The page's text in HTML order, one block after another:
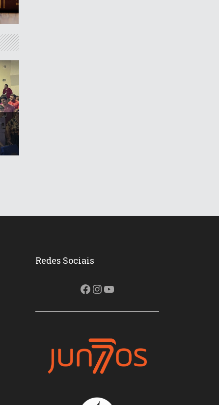
Redes Sociais
Facebook
Instagram
Youtube